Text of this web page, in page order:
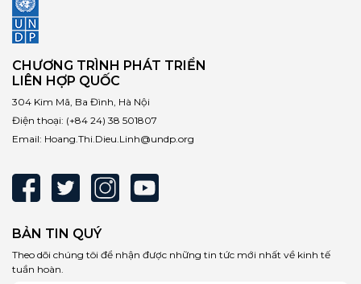
CHƯƠNG TRÌNH PHÁT TRIỂN
LIÊN HỢP QUỐC
304 Kim Mã, Ba Đình, Hà Nội
Điện thoại: (+84 24) 38 501807
Email: Hoang.Thi.Dieu.Linh@undp.org
BẢN TIN QUÝ
Theo dõi chúng tôi để nhận được những tin tức mới nhất về kinh tế
tuần hoàn.